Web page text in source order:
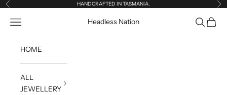
Skip to content
Previous HANDCRAFTED IN TASMANIA.
Headless Nation
Open navigation menu OpenOpen
HOME
ALL
JEWELLERY